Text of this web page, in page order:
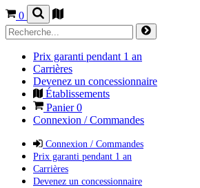
0
Prix garanti pendant 1 an
Carrières
Devenez un concessionnaire
Établissements
Panier0
Connexion / Commandes
Connexion / Commandes
Prix garanti pendant 1 an
Carrières
Devenez un concessionnaire